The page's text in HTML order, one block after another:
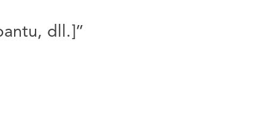
dll.]”